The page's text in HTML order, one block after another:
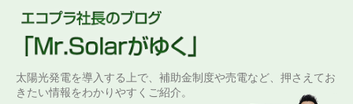
太陽光発電を導入する上で、補助金制度や売電など、押さえてお
きたい情報をわかりやすくご紹介。